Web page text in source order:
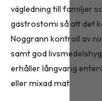
vägledning till familjer
gastrostomi så att det
Noggrann kontroll av
samt god
erhåller långvarig
eller mixad mat.